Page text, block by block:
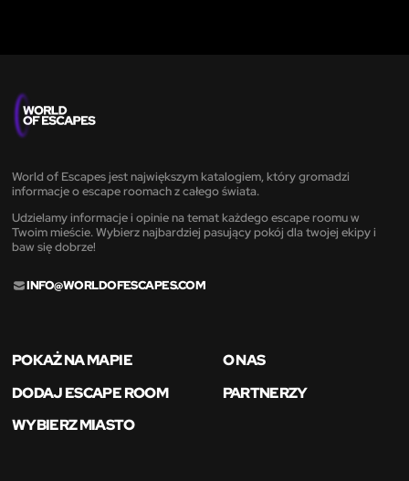
World of Escapes jest największym katalogiem, który gromadzi
informacje o escape roomach z całego świata.
Udzielamy informacje i opinie na temat każdego escape roomu w
Twoim mieście. Wybierz najbardziej pasujący pokój dla twojej ekipy i
baw się dobrze!
INFO@WORLDOFESCAPES.COM
POKAŻ NA MAPIE
O NAS
DODAJ ESCAPE ROOM
PARTNERZY
WYBIERZ MIASTO